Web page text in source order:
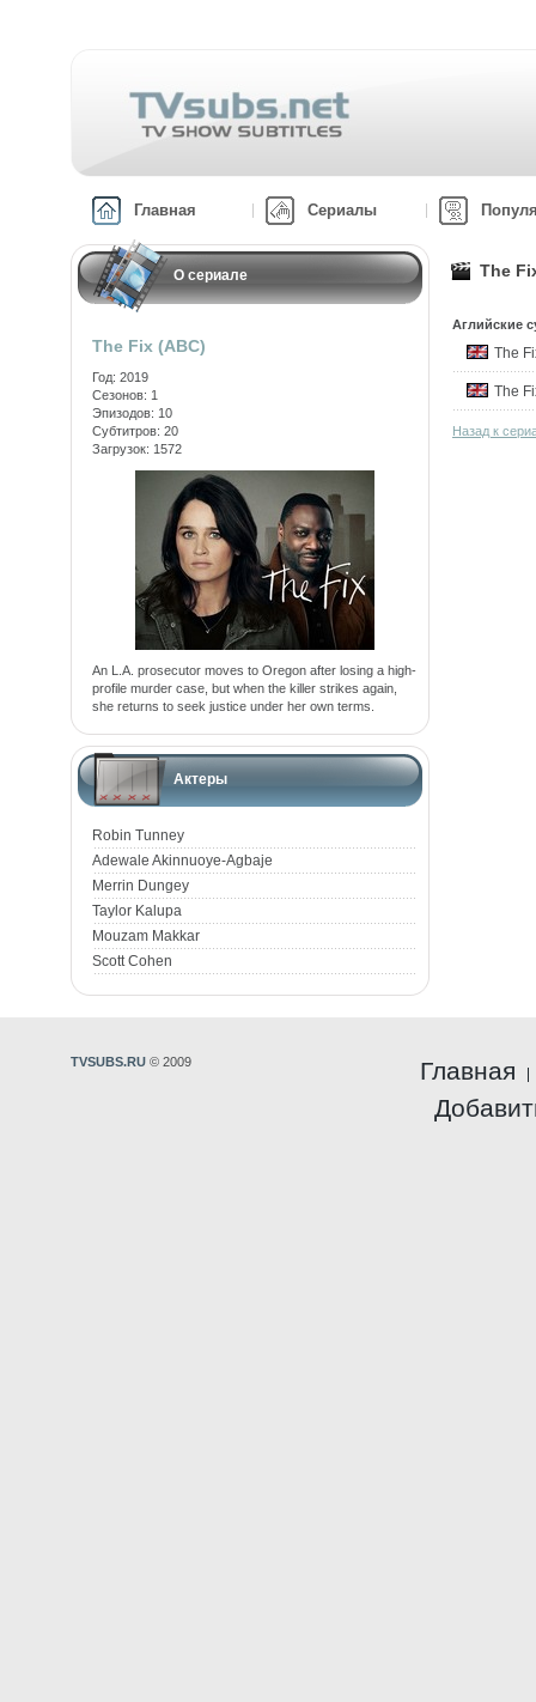
Главная Сериалы
О сериале
The Fix (ABC)
Год: 2019
Сезонов: 1
Эпизодов: 10
Субтитров: 20
Загрузок: 1572
An L.A. prosecutor moves to Oregon after losing a high-
profile murder case, but when the killer strikes again,
she returns to seek justice under her own terms.
Актеры
Robin Tunney
Adewale Akinnuoye-Agbaje
Merrin Dungey
Taylor Kalupa
Mouzam Makkar
Scott Cohen
The
Аглийские
The
The
Назад к
Главная
TVSUBS.RU © 2009